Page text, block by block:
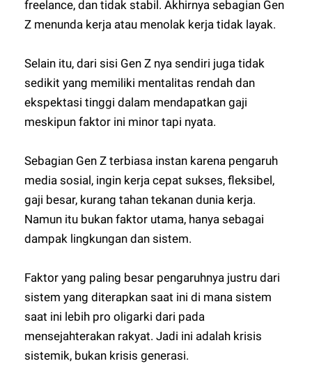
freelance, dan tidak stabil. Akhirnya sebagian Gen
Z menunda kerja atau menolak kerja tidak layak.
Selain itu, dari sisi Gen Z nya sendiri juga tidak
sedikit yang memiliki mentalitas rendah dan
ekspektasi tinggi dalam mendapatkan gaji
meskipun faktor ini minor tapi nyata.
Sebagian Gen Z terbiasa instan karena pengaruh
media sosial, ingin kerja cepat sukses, fleksibel,
gaji besar, kurang tahan tekanan dunia kerja.
Namun itu bukan faktor utama, hanya sebagai
dampak lingkungan dan sistem.
Faktor yang paling besar pengaruhnya justru dari
sistem yang diterapkan saat ini di mana sistem
saat ini lebih pro oligarki dari pada
mensejahterakan rakyat. Jadi ini adalah krisis
sistemik, bukan krisis generasi.